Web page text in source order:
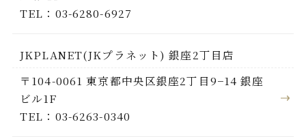
TEL：03-6280-6927
JKPLANET(JKプラネット) 銀座2丁目店
〒104-0061 東京都中央区銀座2丁目9−14 銀座
ビル1F
TEL：03-6263-0340